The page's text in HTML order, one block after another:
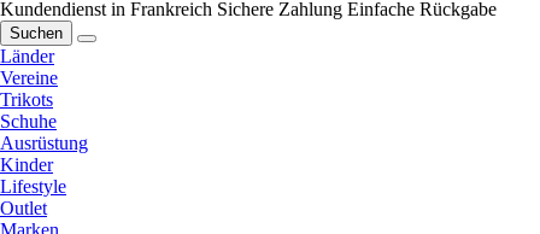
Kundendienst in Frankreich Sichere Zahlung Einfache Rückgabe
Suchen
Länder
Vereine
Trikots
Schuhe
Ausrüstung
Kinder
Lifestyle
Outlet
Marken